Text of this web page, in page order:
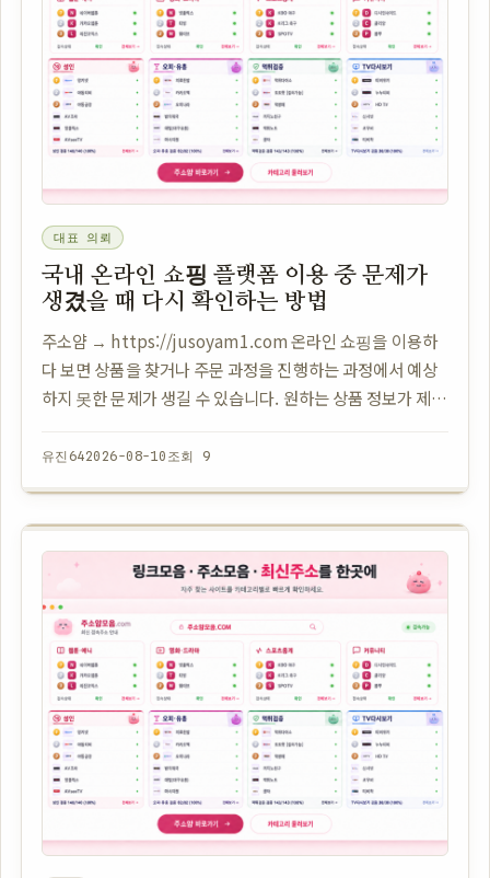
대표 의뢰
국내 온라인 쇼핑 플랫폼 이용 중 문제가
생겼을 때 다시 확인하는 방법
주소얌 → https://jusoyam1.com 온라인 쇼핑을 이용하
다 보면 상품을 찾거나 주문 과정을 진행하는 과정에서 예상
하지 못한 문제가 생길 수 있습니다. 원하는 상품 정보가 제대
관리가 복잡해지는 상황도 …
유진642026-08-10 조회 9